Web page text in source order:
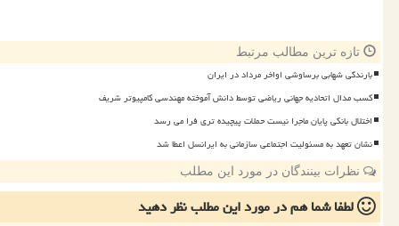
تازه ترین مطالب مرتبط
بارندگی شهابی برساوشی اواخر مرداد در ایران
کسب مدال اتحادیه جهانی ریاضی توسط دانش آموخته مهندسی کامپیوتر شریف
اختلال بانکی پایان ماجرا نیست حملات پیچیده تری فرا می رسد
نشان تعهد به مسئولیت اجتماعی سازمانی به ایرانسل اعطا شد
نظرات بینندگان در مورد این مطلب
لطفا شما همدر مورد این مطلبنظر دهید